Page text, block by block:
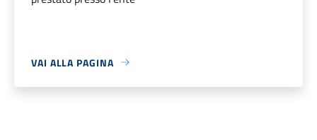
VAI ALLA PAGINA